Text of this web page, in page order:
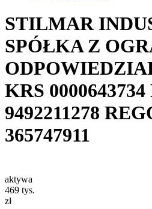
STILMAR
SPÓŁKA Z
KRS 0000643734
9492211278
365747911
aktywa
469 tys.
zł